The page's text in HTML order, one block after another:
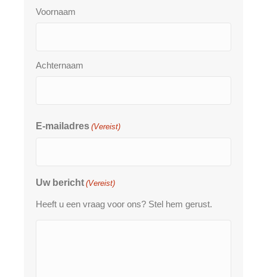
Voornaam
Achternaam
E-mailadres (Vereist)
Uw bericht (Vereist)
Heeft u een vraag voor ons? Stel hem gerust.